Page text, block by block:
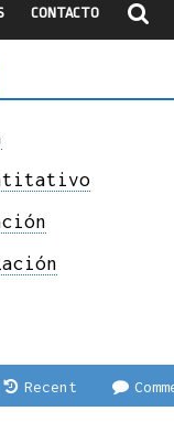
CONTACTO
Recent